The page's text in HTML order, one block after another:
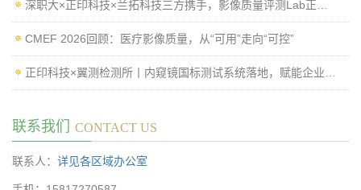
CMEF 2026回顾：医疗影像质量，从“可用”走向“可控”
联系我们 CONTACT US
联系人： 详见各区域办公室